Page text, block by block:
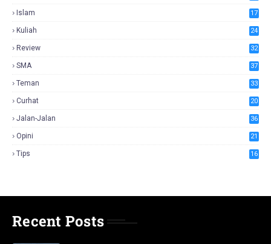
Islam 17
Kuliah 24
Review 32
SMA 37
Teman 33
Curhat 20
Jalan-Jalan 36
Opini 21
Tips 16
Recent Posts